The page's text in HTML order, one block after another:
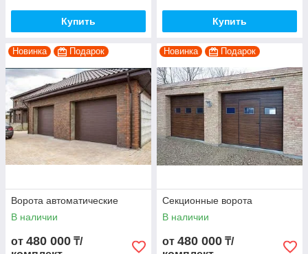
Купить Купить
Новинка Подарок
Ворота автоматические
В наличии
от 480 000 ₸/
Новинка Подарок
Секционные ворота
В наличии
от 480 000 ₸/